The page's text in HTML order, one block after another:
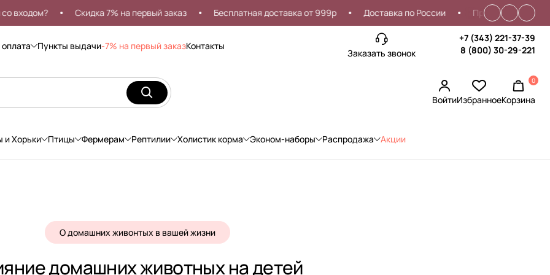
Скидка 7% на первый заказ Бесплатная доставка от 999р Доставка по России Проблемы со входом?
Пункты выдачи-7% на первый заказКонтакты
Заказать звонок
+7 (343) 221-37-39
8 (800) 30-29-221
ВойтиИзбранное
0
Корзина
и Хорьки Птицы Фермерам Рептилии Холистик корма Эконом-наборы Распродажа Акции
О домашних живонтых в вашей жизни
домашних животных на детей